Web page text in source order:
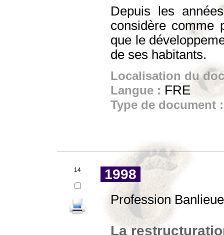
Depuis les
considère comme
que le
de ses habitants.
Localisation du
Langue : FRE
Type de document
14 1998
Profession
La